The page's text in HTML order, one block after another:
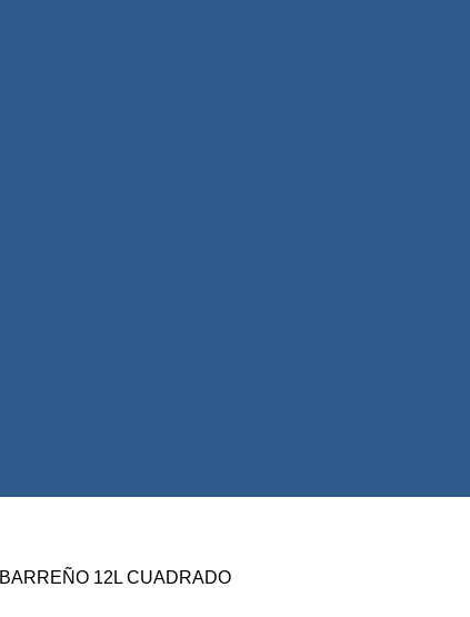
BARREÑO 12L CUADRADO